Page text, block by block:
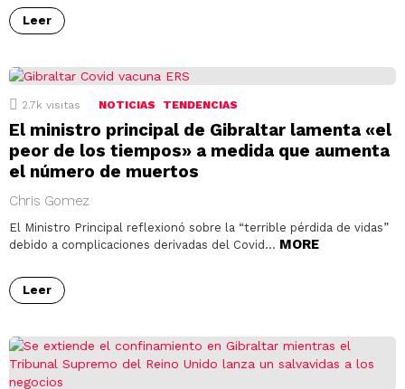
Leer
2.7k visitas NOTICIAS TENDENCIAS
El ministro principal de Gibraltar lamenta «el
peor de los tiempos» a medida que aumenta
el número de muertos
Chris Gomez
El Ministro Principal reflexionó sobre la “terrible pérdida de vidas”
debido a complicaciones derivadas del Covid… MORE
Leer